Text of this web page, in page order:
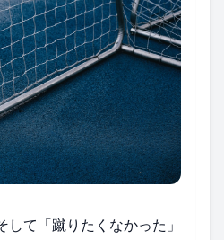
て「蹴りたくなかった」